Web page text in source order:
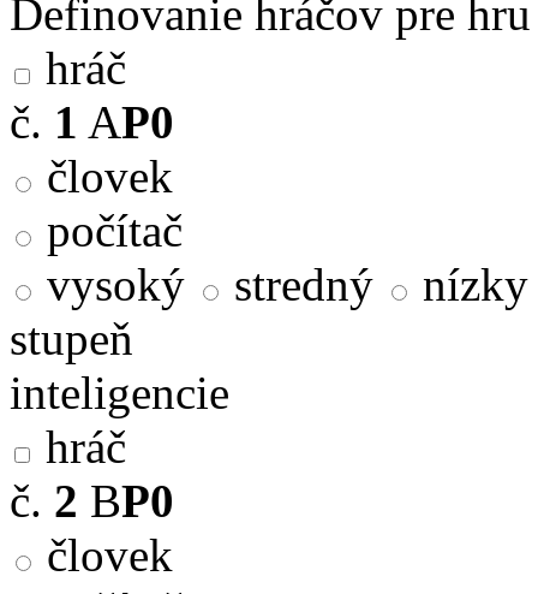
Definovanie hráčov pre hru
hráč
č. 1 AP0
človek
počítač
vysoký
stredný
nízky
stupeň
inteligencie
hráč
č. 2 BP0
človek